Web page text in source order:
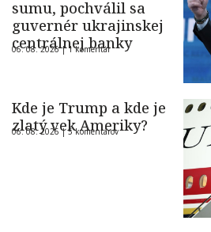
sumu, pochválil sa
guvernér ukrajinskej
centrálnej banky
06. 08. 2026 |1 komentár
Kde je Trump a kde je
zlatý vek Ameriky?
06. 08. 2026 |5 komentárov